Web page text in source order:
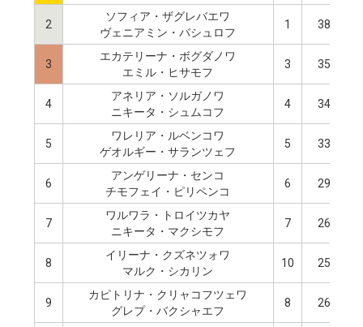
2
ソフィア・ザグレバエワ
ヴェニアミン・バシュロフ
1 38.60
3
エカテリーナ・ボグダノワ
エミル・ヒサモフ
3 35.50
4
アネリア・ソルガノワ
ニキータ・シュムコフ
4 34.76
5
ワレリア・ルベンコワ
ゲオルギー・サランツェフ
5 33.86
6
アンゲリーナ・センコ
チモフェイ・ピリペンコ
6 29.26
7
ワルワラ・トロイツカヤ
ニキータ・マクシモフ
7 26.97
8
イリーナ・クズネツォワ
マルク・シカリン
10 25.61
9
カピトリナ・クリャコフツェワ
グレプ・バクシャエフ
8 26.80